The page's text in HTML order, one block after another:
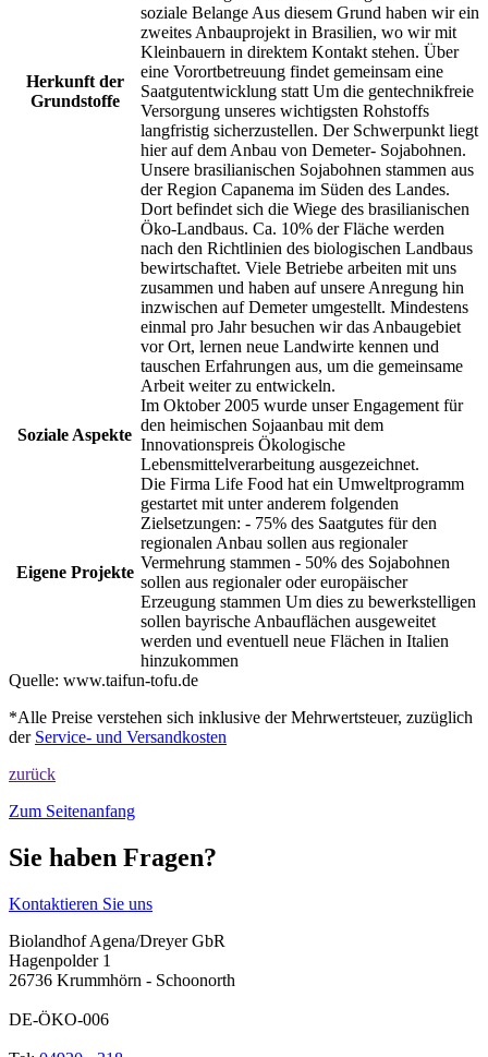
Herkunft der
Grundstoffe
soziale Belange Aus diesem Grund haben wir ein
zweites Anbauprojekt in Brasilien, wo wir mit
Kleinbauern in direktem Kontakt stehen. Über
eine Vorortbetreuung findet gemeinsam eine
Saatgutentwicklung statt Um die gentechnikfreie
Versorgung unseres wichtigsten Rohstoffs
langfristig sicherzustellen. Der Schwerpunkt liegt
hier auf dem Anbau von Demeter- Sojabohnen.
Unsere brasilianischen Sojabohnen stammen aus
der Region Capanema im Süden des Landes.
Dort befindet sich die Wiege des brasilianischen
Öko-Landbaus. Ca. 10% der Fläche werden
nach den Richtlinien des biologischen Landbaus
bewirtschaftet. Viele Betriebe arbeiten mit uns
zusammen und haben auf unsere Anregung hin
inzwischen auf Demeter umgestellt. Mindestens
einmal pro Jahr besuchen wir das Anbaugebiet
vor Ort, lernen neue Landwirte kennen und
tauschen Erfahrungen aus, um die gemeinsame
Arbeit weiter zu entwickeln.
Soziale Aspekte
Im Oktober 2005 wurde unser Engagement für
den heimischen Sojaanbau mit dem
Innovationspreis Ökologische
Lebensmittelverarbeitung ausgezeichnet.
Eigene Projekte
Die Firma Life Food hat ein Umweltprogramm
gestartet mit unter anderem folgenden
Zielsetzungen: - 75% des Saatgutes für den
regionalen Anbau sollen aus regionaler
Vermehrung stammen - 50% des Sojabohnen
sollen aus regionaler oder europäischer
Erzeugung stammen Um dies zu bewerkstelligen
sollen bayrische Anbauflächen ausgeweitet
werden und eventuell neue Flächen in Italien
hinzukommen
Quelle: www.taifun-tofu.de
*Alle Preise verstehen sich inklusive der Mehrwertsteuer, zuzüglich
der Service- und Versandkosten
zurück
Zum Seitenanfang
Sie haben Fragen?
Kontaktieren Sie uns
Biolandhof Agena/Dreyer GbR
Hagenpolder 1
26736 Krummhörn - Schoonorth
DE-ÖKO-006